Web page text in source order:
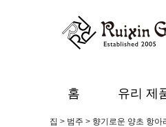
홈 유리 제
집 > 범주 > 향기로운 양초 항아